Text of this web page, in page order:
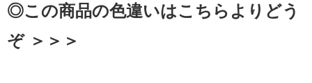
◎この商品の色違いはこちらよりどう
ぞ ＞＞＞